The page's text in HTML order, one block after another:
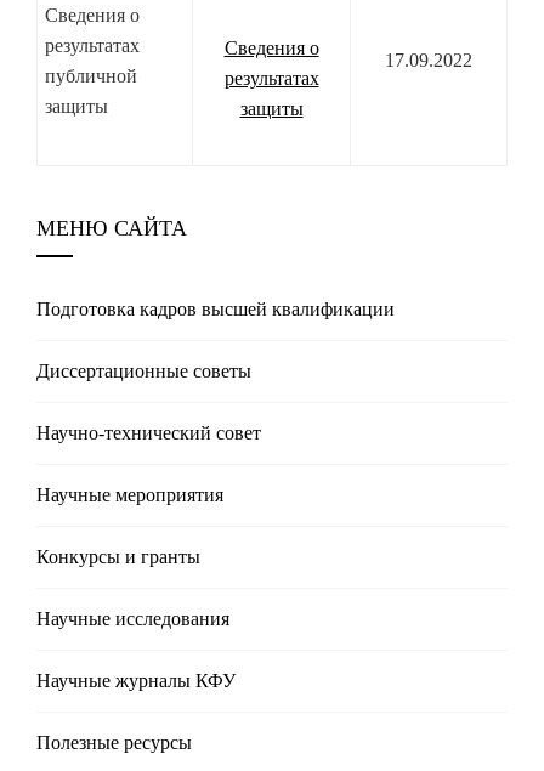
Сведения о
результатах
публичной
защиты
Сведения о
результатах
защиты
17.09.2022
МЕНЮ САЙТА
Подготовка кадров высшей квалификации
Диссертационные советы
Научно-технический совет
Научные мероприятия
Конкурсы и гранты
Научные исследования
Научные журналы КФУ
Полезные реcурсы